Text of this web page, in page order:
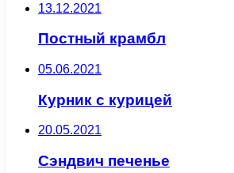
13.12.2021
Постный крамбл
05.06.2021
Курник с курицей
20.05.2021
Сэндвич печенье